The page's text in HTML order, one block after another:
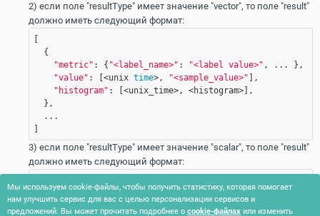
2) если поле "resultType" имеет значение "vector", то поле "result"
должно иметь следующий формат:
  {
"metric" : { "<label_name>" : "<label value>" , ... },
"value" : [<unix time>, "<sample_value>" ],
"histogram" : [<unix_time>, <histogram>],
  },
  ...
3) если поле "resultType" имеет значение "scalar", то поле "result"
должно иметь следующий формат:
4) если поле "resultType" имеет значение "string", то поле "result"
должно иметь следующий формат:
Мы используем cookie-файлы, чтобы получить статистику, которая помогает
нам улучшить сервис для вас с целью персонализации сервисов и
предложений. Вы может прочитать подробнее о cookie-файлах или изменить